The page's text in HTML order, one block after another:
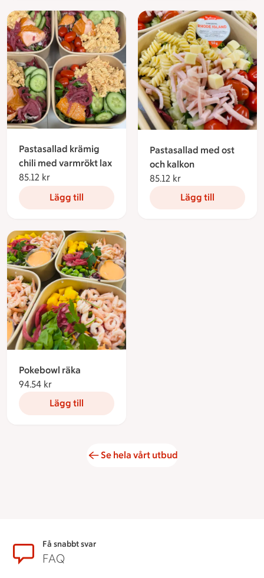
Pastasallad krämig
chili med varmrökt lax
85.12 kr
Lägg till
Pastasallad med ost
och kalkon
85.12 kr
Lägg till
Pokebowl räka
94.54 kr
Lägg till
Se hela vårt utbud
SidfotFå snabbt svar
FAQ